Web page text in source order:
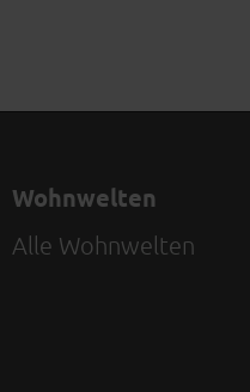
Wohnwelten
Alle Wohnwelten